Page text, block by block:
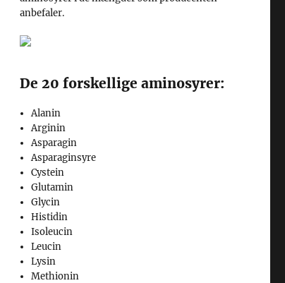
anbefaler.
De 20 forskellige aminosyrer:
Alanin
Arginin
Asparagin
Asparaginsyre
Cystein
Glutamin
Glycin
Histidin
Isoleucin
Leucin
Lysin
Methionin